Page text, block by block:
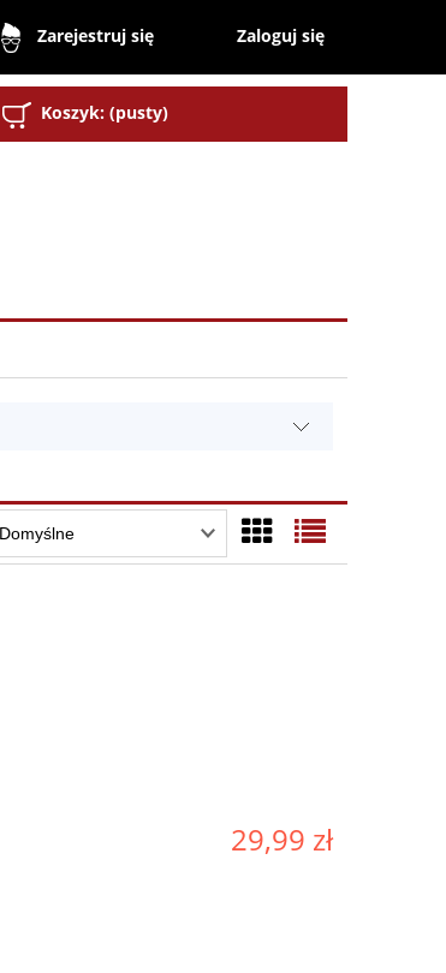
Zarejestruj się Zaloguj się
Koszyk: (pusty)
29,99 zł